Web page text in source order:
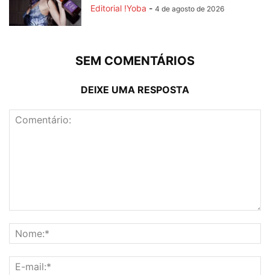
Editorial !Yoba - 4 de agosto de 2026
SEM COMENTÁRIOS
DEIXE UMA RESPOSTA